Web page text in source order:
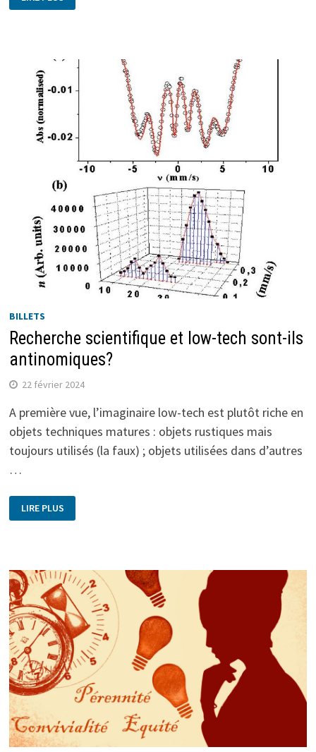
BILLETS
Recherche scientifique et low-tech sont-ils
antinomiques?
22 février 2024
A première vue, l’imaginaire low-tech est plutôt riche en
objets techniques matures : objets rustiques mais
toujours utilisés (la faux) ; objets utilisées dans d’autres
…
LIRE PLUS